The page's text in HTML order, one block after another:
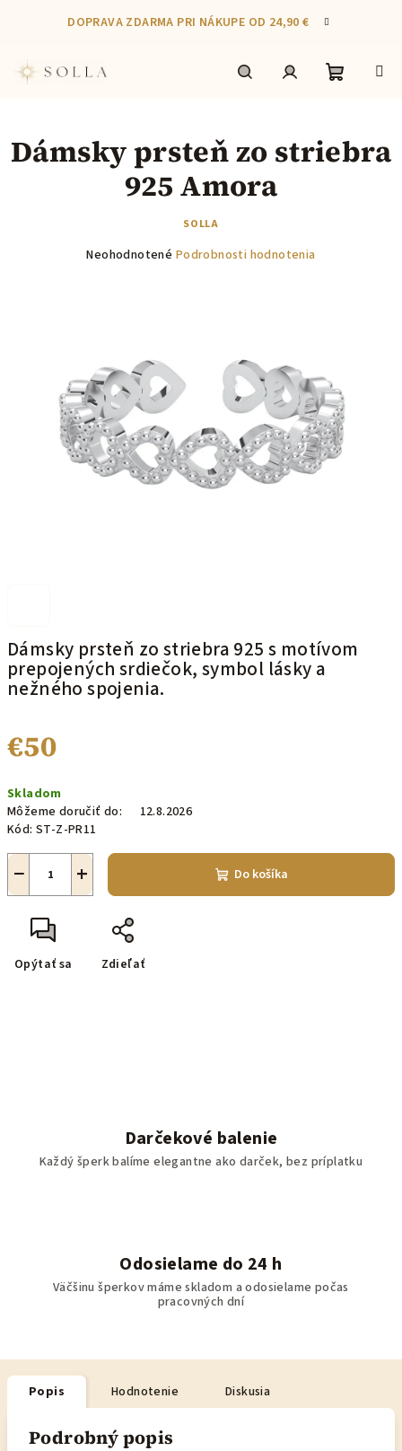
DOPRAVA ZDARMA PRI NÁKUPE OD 24,90 €
košík
Dámsky prsteň zo striebra 925 s motívom
prepojených srdiečok, symbol lásky a
nežného spojenia.
€50
cena:
Skladom
Môžeme doručiť do:
12.8.2026
Kód: ST-Z-PR11
+
− Do košíka
Opýtať sa Zdieľať
Dámsky prsteň zo striebra
925 Amora
SOLLA
Priemerné
hviezdičiek.
Neohodnotené Podrobnosti hodnotenia
Darčekové balenie
Každý šperk balíme elegantne ako darček, bez príplatku
Odosielame do 24 h
Väčšinu šperkov máme skladom a odosielame počas
pracovných dní
Popis Hodnotenie Diskusia
Podrobný popis